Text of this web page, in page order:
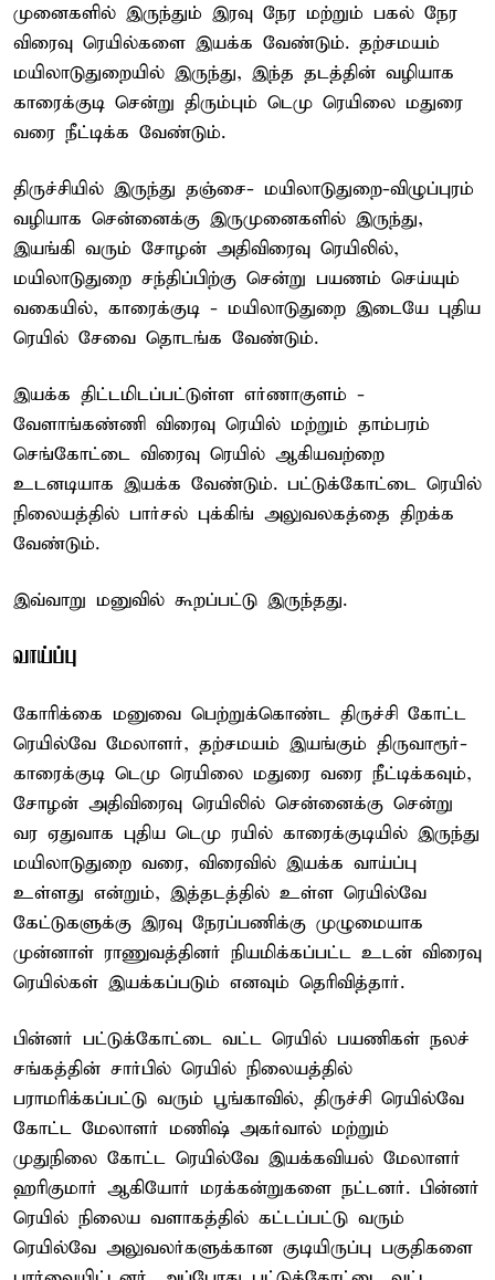
முனைகளில் இருந்தும் இரவு நேர மற்றும் பகல் நேர
விரைவு ரெயில்களை இயக்க வேண்டும். தற்சமயம்
மயிலாடுதுறையில் இருந்து, இந்த தடத்தின் வழியாக
காரைக்குடி சென்று திரும்பும் டெமு ரெயிலை மதுரை
வரை நீட்டிக்க வேண்டும்.
திருச்சியில் இருந்து தஞ்சை- மயிலாடுதுறை-விழுப்புரம்
வழியாக சென்னைக்கு இருமுனைகளில் இருந்து,
இயங்கி வரும் சோழன் அதிவிரைவு ரெயிலில்,
மயிலாடுதுறை சந்திப்பிற்கு சென்று பயணம் செய்யும்
வகையில், காரைக்குடி - மயிலாடுதுறை இடையே புதிய
ரெயில் சேவை தொடங்க வேண்டும்.
இயக்க திட்டமிடப்பட்டுள்ள எர்ணாகுளம் -
வேளாங்கண்ணி விரைவு ரெயில் மற்றும் தாம்பரம்
செங்கோட்டை விரைவு ரெயில் ஆகியவற்றை
உடனடியாக இயக்க வேண்டும். பட்டுக்கோட்டை ரெயில்
நிலையத்தில் பார்சல் புக்கிங் அலுவலகத்தை திறக்க
வேண்டும்.
இவ்வாறு மனுவில் கூறப்பட்டு இருந்தது.
வாய்ப்பு
கோரிக்கை மனுவை பெற்றுக்கொண்ட திருச்சி கோட்ட
ரெயில்வே மேலாளர், தற்சமயம் இயங்கும் திருவாரூர்-
காரைக்குடி டெமு ரெயிலை மதுரை வரை நீட்டிக்கவும்,
சோழன் அதிவிரைவு ரெயிலில் சென்னைக்கு சென்று
வர ஏதுவாக புதிய டெமு ரயில் காரைக்குடியில் இருந்து
மயிலாடுதுறை வரை, விரைவில் இயக்க வாய்ப்பு
உள்ளது என்றும், இத்தடத்தில் உள்ள ரெயில்வே
கேட்டுகளுக்கு இரவு நேரப்பணிக்கு முழுமையாக
முன்னாள் ராணுவத்தினர் நியமிக்கப்பட்ட உடன் விரைவு
ரெயில்கள் இயக்கப்படும் எனவும் தெரிவித்தார்.
பின்னர் பட்டுக்கோட்டை வட்ட ரெயில் பயணிகள் நலச்
சங்கத்தின் சார்பில் ரெயில் நிலையத்தில்
பராமரிக்கப்பட்டு வரும் பூங்காவில், திருச்சி ரெயில்வே
கோட்ட மேலாளர் மணிஷ் அகர்வால் மற்றும்
முதுநிலை கோட்ட ரெயில்வே இயக்கவியல் மேலாளர்
ஹரிகுமார் ஆகியோர் மரக்கன்றுகளை நட்டனர். பின்னர்
ரெயில் நிலைய வளாகத்தில் கட்டப்பட்டு வரும்
ரெயில்வே அலுவலர்களுக்கான குடியிருப்பு பகுதிகளை